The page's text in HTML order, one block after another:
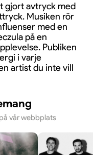
gjort avtryck med
Musiken rör
med en
på en
Publiken
i varje
artist du inte vill
vår webbplats